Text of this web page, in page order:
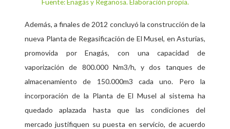
Fuente: Enagás y Reganosa. Elaboración propia.
Además, a finales de 2012 concluyó la construcción de la
nueva Planta de Regasificación de El Musel, en Asturias,
promovida por Enagás, con una capacidad de
vaporización de 800.000 Nm3/h, y dos tanques de
almacenamiento de 150.000m3 cada uno. Pero la
incorporación de la Planta de El Musel al sistema ha
quedado aplazada hasta que las condiciones del
mercado justifiquen su puesta en servicio, de acuerdo